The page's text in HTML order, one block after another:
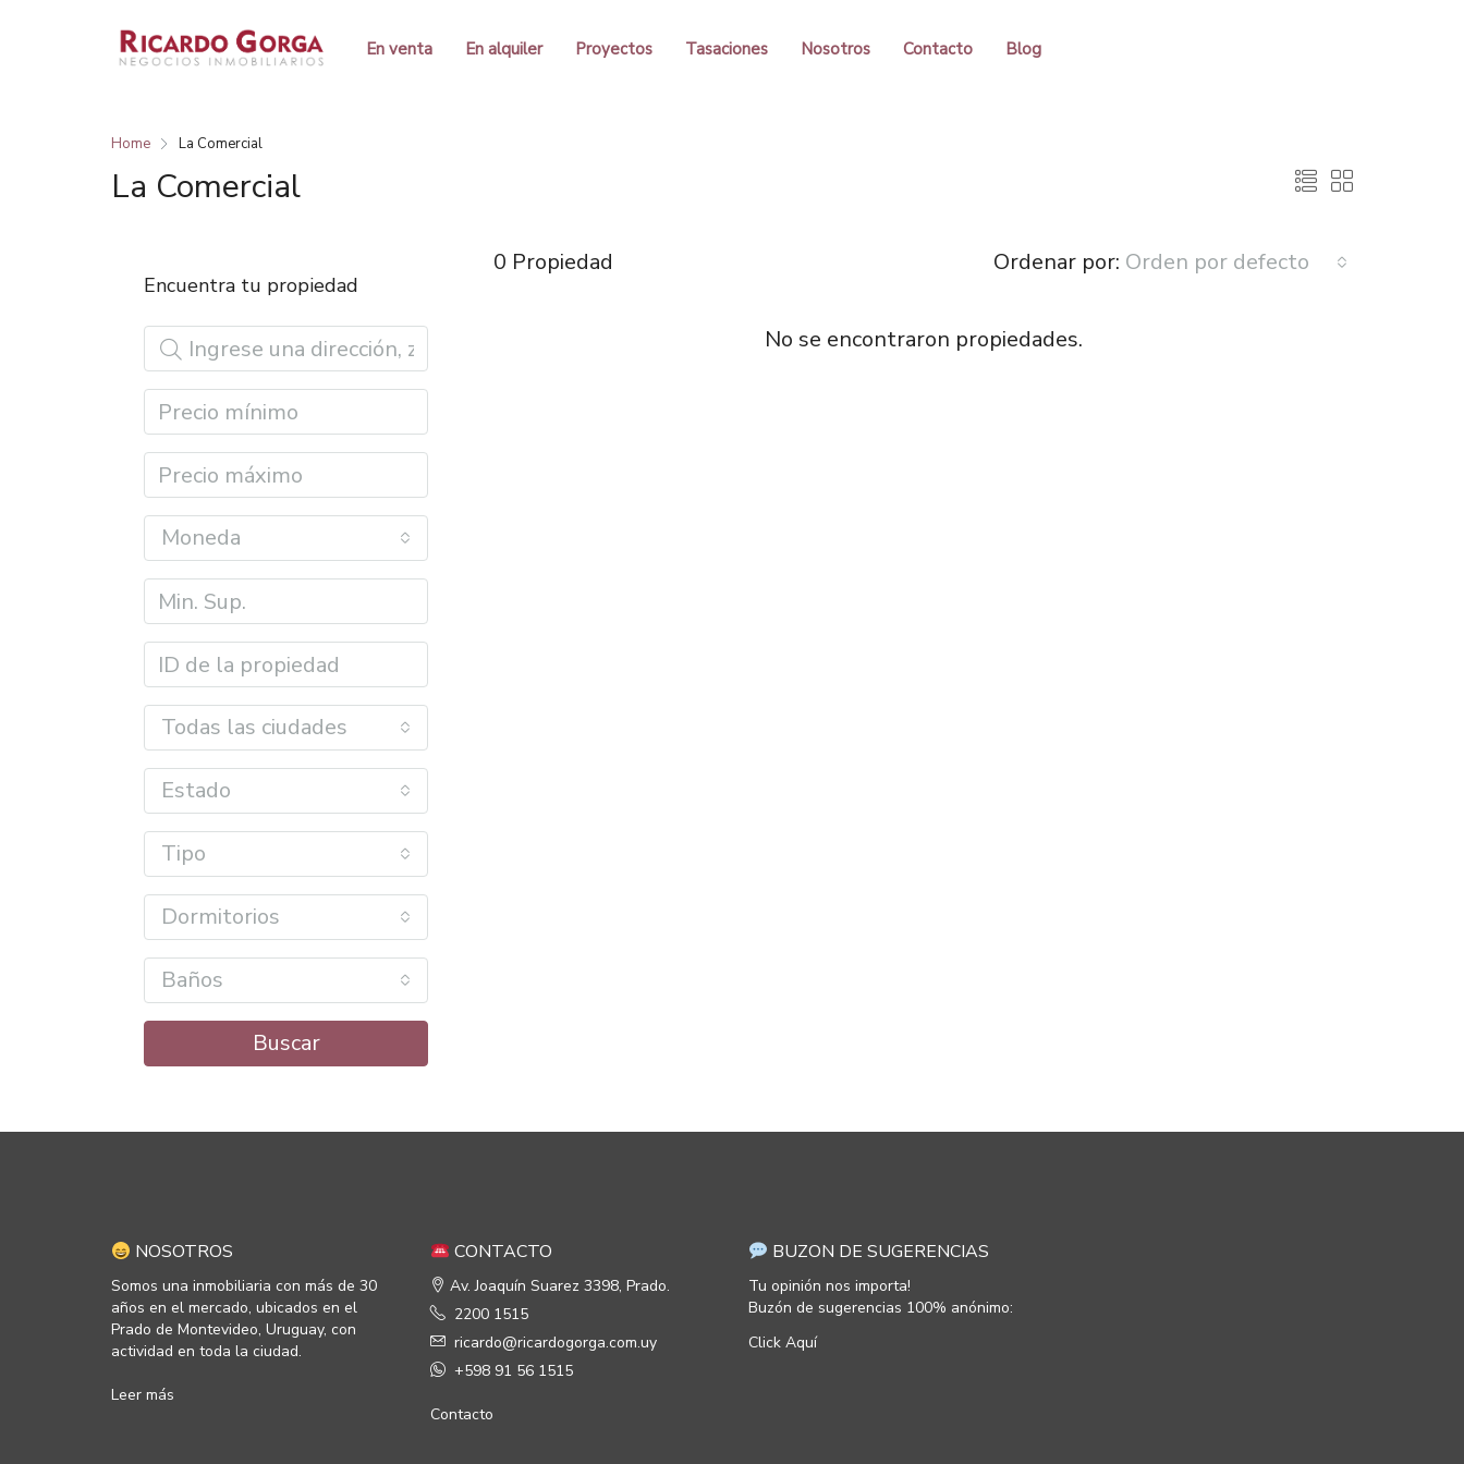
En venta En alquiler Proyectos Tasaciones Nosotros Contacto Blog
Home La Comercial
La Comercial
0 Propiedad Ordenar por: Orden por defecto
No se encontraron propiedades.
Encuentra tu propiedad
Moneda
Todas las ciudades
Estado
Tipo
Dormitorios
Baños
Buscar
NOSOTROS
Somos una inmobiliaria con más de 30
años en el mercado, ubicados en el
Prado de Montevideo, Uruguay, con
actividad en toda la ciudad.
Leer más
CONTACTO
Av. Joaquín Suarez 3398, Prado.
2200 1515
ricardo@ricardogorga.com.uy
+598 91 56 1515
Contacto
BUZON DE SUGERENCIAS
Tu opinión nos importa!
Buzón de sugerencias 100% anónimo:
Click Aquí